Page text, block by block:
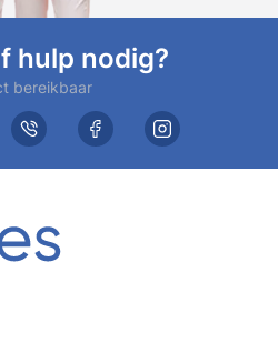
hulp nodig?
bereikbaar